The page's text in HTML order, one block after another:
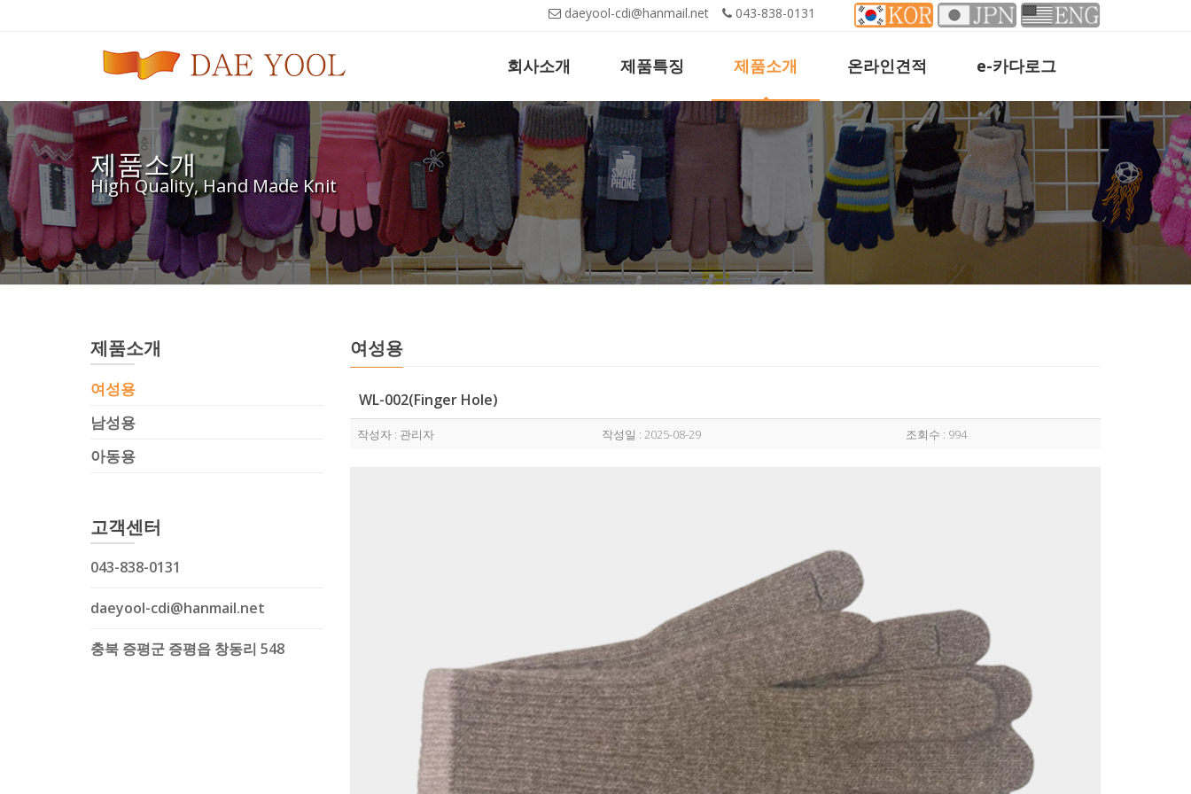
daeyool-cdi@hanmail.net 043-838-0131
회사소개 제품특징 제품소개 온라인견적 e-카다로그
제품소개
High Quality, Hand Made Knit
제품소개
여성용
남성용
아동용
고객센터
043-838-0131
daeyool-cdi@hanmail.net
충북 증평군 증평읍 창동리 548
여성용
WL-002(Finger Hole)
작성자 : 관리자 작성일 : 2025-08-29 조회수 : 994